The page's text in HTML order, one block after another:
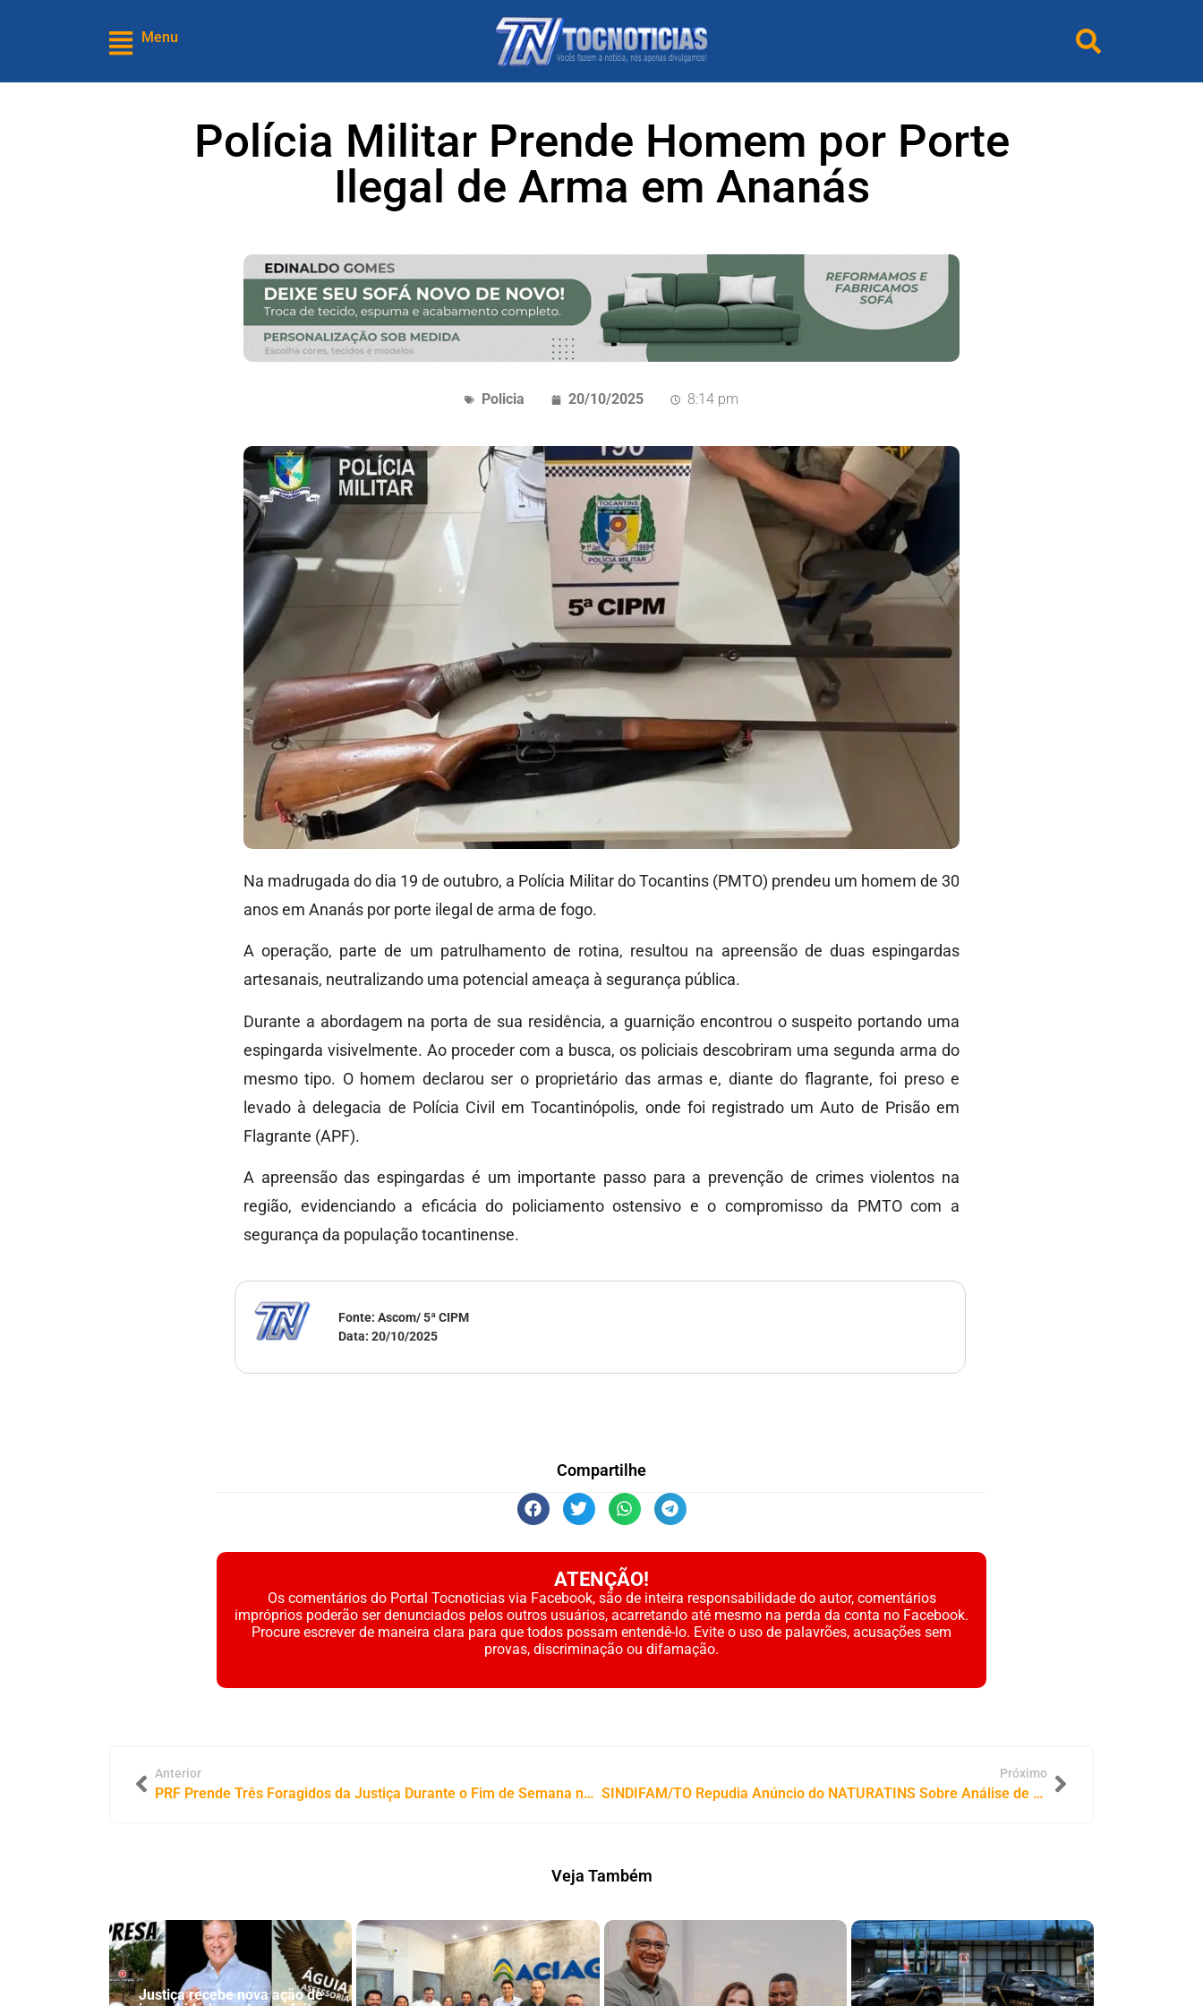
Menu
Polícia Militar Prende Homem por Porte
Ilegal de Arma em Ananás
Policia 20/10/2025 8:14 pm
Na madrugada do dia 19 de outubro, a Polícia Militar do Tocantins (PMTO) prendeu um homem de 30
anos em Ananás por porte ilegal de arma de fogo.
A operação, parte de um patrulhamento de rotina, resultou na apreensão de duas espingardas
artesanais, neutralizando uma potencial ameaça à segurança pública.
Durante a abordagem na porta de sua residência, a guarnição encontrou o suspeito portando uma
espingarda visivelmente. Ao proceder com a busca, os policiais descobriram uma segunda arma do
mesmo tipo. O homem declarou ser o proprietário das armas e, diante do flagrante, foi preso e
levado à delegacia de Polícia Civil em Tocantinópolis, onde foi registrado um Auto de Prisão em
Flagrante (APF).
A apreensão das espingardas é um importante passo para a prevenção de crimes violentos na
região, evidenciando a eficácia do policiamento ostensivo e o compromisso da PMTO com a
segurança da população tocantinense.
Fonte: Ascom/ 5ª CIPM
Data: 20/10/2025
Compartilhe
ATENÇÃO!
Os comentários do Portal Tocnoticias via Facebook, são de inteira responsabilidade do autor, comentários
impróprios poderão ser denunciados pelos outros usuários, acarretando até mesmo na perda da conta no Facebook.
Procure escrever de maneira clara para que todos possam entendê-lo. Evite o uso de palavrões, acusações sem
provas, discriminação ou difamação.
Anterior
PRF Prende Três Foragidos da Justiça Durante o Fim de Semana no Tocantins
Próximo
SINDIFAM/TO Repudia Anúncio do NATURATINS Sobre Análise de 4.600 Processos em 120 Dias
Veja Também
Justiça recebe nova ação de